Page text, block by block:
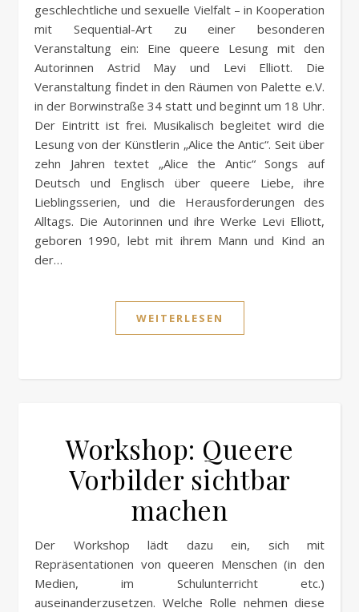
geschlechtliche und sexuelle Vielfalt – in Kooperation
mit Sequential-Art zu einer besonderen
Veranstaltung ein: Eine queere Lesung mit den
Autorinnen Astrid May und Levi Elliott. Die
Veranstaltung findet in den Räumen von Palette e.V.
in der Borwinstraße 34 statt und beginnt um 18 Uhr.
Der Eintritt ist frei. Musikalisch begleitet wird die
Lesung von der Künstlerin „Alice the Antic“. Seit über
zehn Jahren textet „Alice the Antic“ Songs auf
Deutsch und Englisch über queere Liebe, ihre
Lieblingsserien, und die Herausforderungen des
Alltags. Die Autorinnen und ihre Werke Levi Elliott,
geboren 1990, lebt mit ihrem Mann und Kind an
der…
WEITERLESEN
Workshop: Queere
Vorbilder sichtbar
machen
Der Workshop lädt dazu ein, sich mit
Repräsentationen von queeren Menschen (in den
Medien, im Schulunterricht etc.)
auseinanderzusetzen. Welche Rolle nehmen diese